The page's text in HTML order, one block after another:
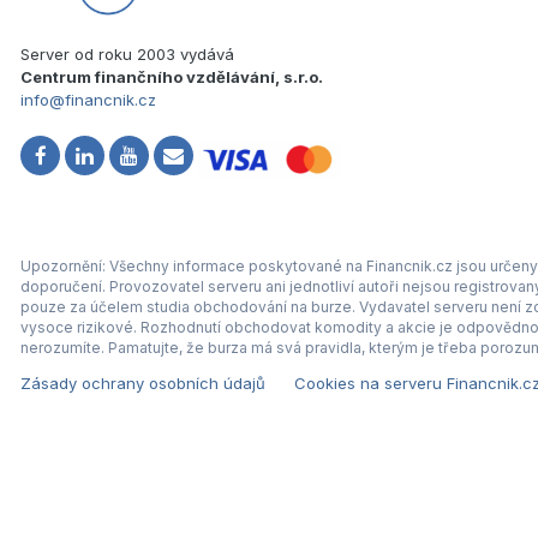
Server od roku 2003 vydává
Centrum finančního vzdělávání, s.r.o.
info@financnik.cz
Upozornění: Všechny informace poskytované na Financnik.cz jsou
doporučení. Provozovatel serveru ani jednotliví autoři nejsou
pouze za účelem studia obchodování na burze. Vydavatel serveru není
vysoce rizikové. Rozhodnutí obchodovat komodity a akcie je
nerozumíte. Pamatujte, že burza má svá pravidla, kterým je třeba
Zásady ochrany osobních údajů Cookies na serveru